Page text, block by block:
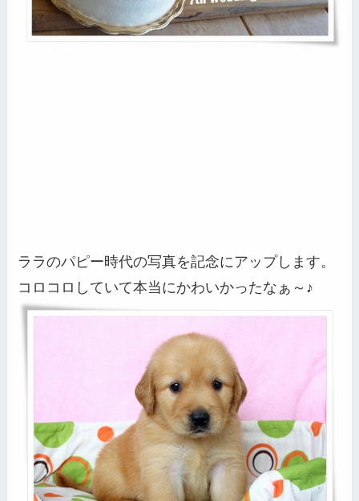
ララのパピー時代の写真を記念にアップします。
コロコロしていて本当にかわいかったなぁ～♪